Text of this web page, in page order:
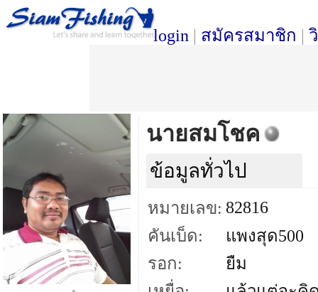
login | สมัครสมาชิก |
นายสมโชค
ข้อมูลทั่วไป
หมายเลข: 82816
คันเบ็ด:
แพงสุด500
รอก:
ยืม